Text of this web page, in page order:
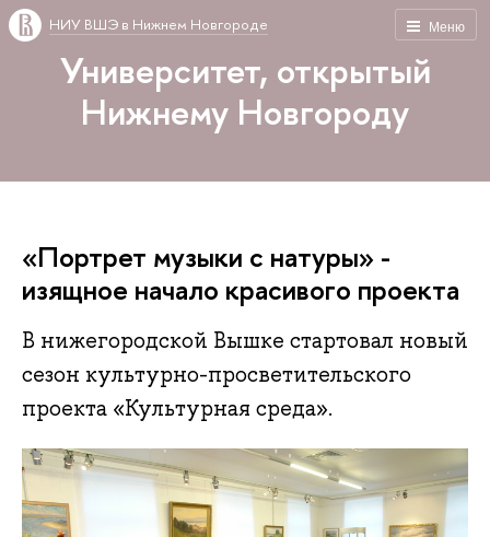
Меню
НИУ ВШЭ в Нижнем Новгороде
Университет, открытый
Нижнему Новгороду
«Портрет музыки с натуры» -
изящное начало красивого проекта
В нижегородской Вышке стартовал новый
сезон культурно-просветительского
проекта «Культурная среда».